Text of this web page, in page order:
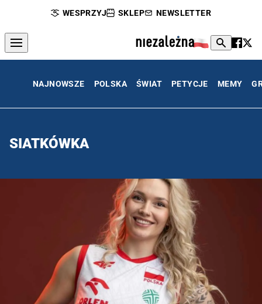
WESPRZYJ SKLEP NEWSLETTER
NAJNOWSZE POLSKA ŚWIAT PETYCJE MEMY
SIATKÓWKA